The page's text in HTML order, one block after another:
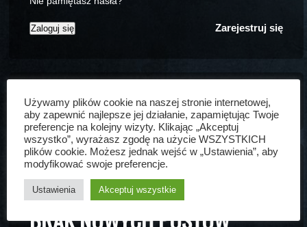
Zarejestruj się
CO SŁYCHAĆ NA FORUM
BRAK NOWYCH POSTÓW
Używamy plików cookie na naszej stronie internetowej,
aby zapewnić najlepsze jej działanie, zapamiętując Twoje
preferencje na kolejny wizyty. Klikając „Akceptuj
wszystko”, wyrażasz zgodę na użycie WSZYSTKICH
plików cookie. Możesz jednak wejść w „Ustawienia”, aby
modyfikować swoje preferencje.
Ustawienia Akceptuj wszystkie